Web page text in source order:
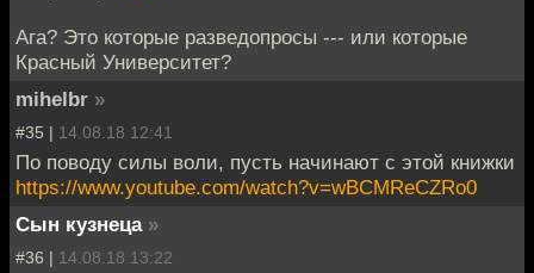
Ага? Это которые разведопросы --- или которые
Красный Университет?
mihelbr »
#35 | 14.08.18 12:41
По поводу силы воли, пусть начинают с этой книжки
https://www.youtube.com/watch?v=wBCMReCZRo0
Сын кузнеца »
#36 | 14.08.18 13:22